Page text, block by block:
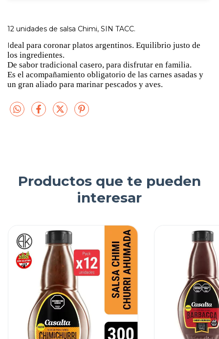
12 unidades de salsa Chimi, SIN TACC.
Ideal para coronar platos argentinos. Equilibrio justo de
los ingredientes.
De sabor tradicional casero, para disfrutar en familia.
Es el acompañamiento obligatorio de las carnes asadas y
un gran aliado para marinar pescados y aves.
Productos que te pueden
interesar